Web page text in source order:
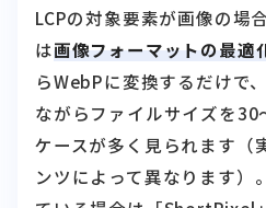
らWebPに変換するだけで
ながらファイルサイズを30
ケースが多く見られます（
ンツによって異なります）
ている場合は「ShortPixel
Express」などのプラグイ